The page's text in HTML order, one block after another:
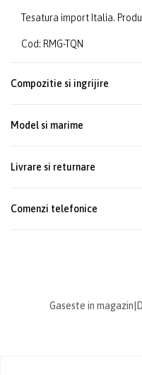
Tesatura import Italia.
Cod: RMG-TQN
Compozitie si ingrijire
Model si marime
Livrare si returnare
Comenzi telefonice
Gaseste in magazin